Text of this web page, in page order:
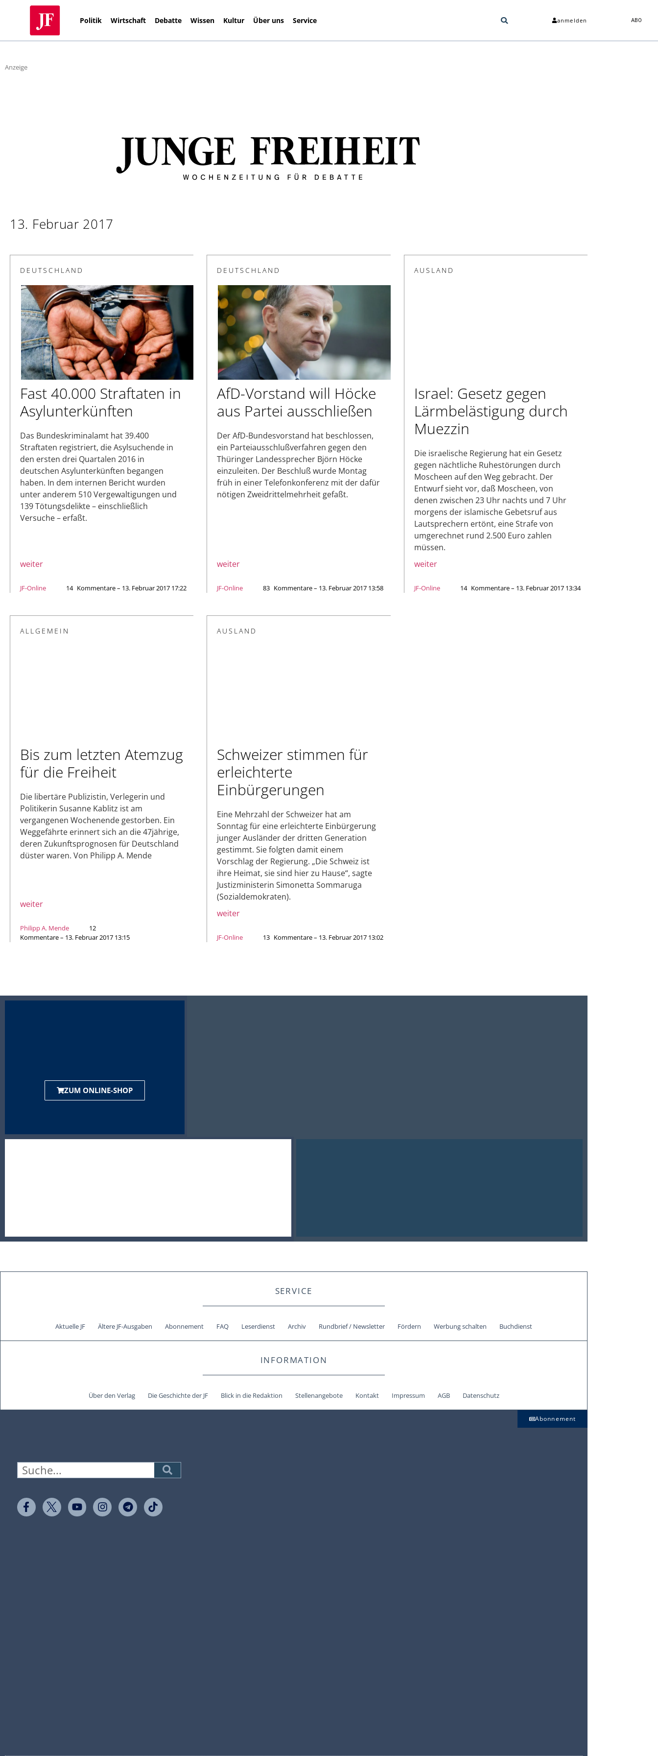
Politik Wirtschaft Debatte Wissen Kultur Über uns Service anmelden ABO
Anzeige
13. Februar 2017
DEUTSCHLAND
Fast 40.000 Straftaten in
Asylunterkünften
Das Bundeskriminalamt hat 39.400
Straftaten registriert, die Asylsuchende in
den ersten drei Quartalen 2016 in
deutschen Asylunterkünften begangen
haben. In dem internen Bericht wurden
unter anderem 510 Vergewaltigungen und
139 Tötungsdelikte – einschließlich
Versuche – erfaßt.
weiter
JF-Online 14 Kommentare – 13. Februar 2017 17:22
DEUTSCHLAND
AfD-Vorstand will Höcke
aus Partei ausschließen
Der AfD-Bundesvorstand hat beschlossen,
ein Parteiausschlußverfahren gegen den
Thüringer Landessprecher Björn Höcke
einzuleiten. Der Beschluß wurde Montag
früh in einer Telefonkonferenz mit der dafür
nötigen Zweidrittelmehrheit gefaßt.
weiter
JF-Online 83 Kommentare – 13. Februar 2017 13:58
AUSLAND
Israel: Gesetz gegen
Lärmbelästigung durch
Muezzin
Die israelische Regierung hat ein Gesetz
gegen nächtliche Ruhestörungen durch
Moscheen auf den Weg gebracht. Der
Entwurf sieht vor, daß Moscheen, von
denen zwischen 23 Uhr nachts und 7 Uhr
morgens der islamische Gebetsruf aus
Lautsprechern ertönt, eine Strafe von
umgerechnet rund 2.500 Euro zahlen
müssen.
weiter
JF-Online 14 Kommentare – 13. Februar 2017 13:34
ALLGEMEIN
Bis zum letzten Atemzug
für die Freiheit
Die libertäre Publizistin, Verlegerin und
Politikerin Susanne Kablitz ist am
vergangenen Wochenende gestorben. Ein
Weggefährte erinnert sich an die 47jährige,
deren Zukunftsprognosen für Deutschland
düster waren. Von Philipp A. Mende
weiter
Philipp A. Mende
12
Kommentare – 13. Februar 2017 13:15
AUSLAND
Schweizer stimmen für
erleichterte
Einbürgerungen
Eine Mehrzahl der Schweizer hat am
Sonntag für eine erleichterte Einbürgerung
junger Ausländer der dritten Generation
gestimmt. Sie folgten damit einem
Vorschlag der Regierung. „Die Schweiz ist
ihre Heimat, sie sind hier zu Hause“, sagte
Justizministerin Simonetta Sommaruga
(Sozialdemokraten).
weiter
JF-Online 13 Kommentare – 13. Februar 2017 13:02
ZUM ONLINE-SHOP
SERVICE
Aktuelle JF Ältere JF-Ausgaben Abonnement FAQ Leserdienst Archiv Rundbrief / Newsletter Fördern Werbung schalten Buchdienst
INFORMATION
Über den Verlag Die Geschichte der JF Blick in die Redaktion Stellenangebote Kontakt Impressum AGB Datenschutz
Abonnement